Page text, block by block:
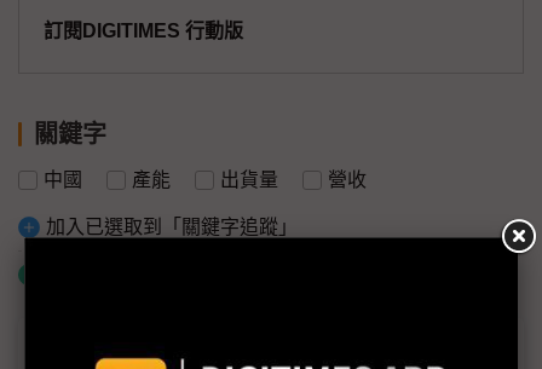
訂閱DIGITIMES 行動版
關鍵字
中國 產能 出貨量 營收
加入已選取到「關鍵字追蹤」
議題精選－關稅魔鏡照出雙虎應變力